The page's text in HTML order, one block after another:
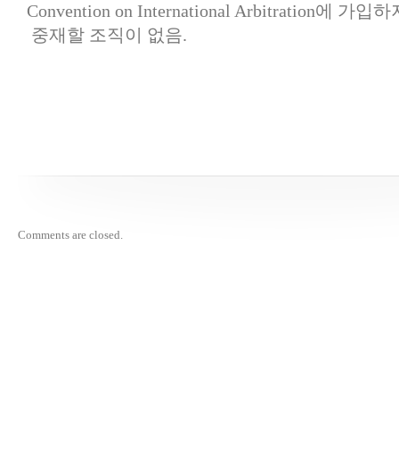
Convention on International Arbitration에 가입
중재할 조직이 없음.
Comments are closed.